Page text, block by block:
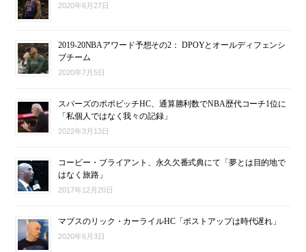
2020年6月27日
2019-20NBAアワード予想その2： DPOYとオールディフェンシ
ブチーム
2020年7月5日
スパーズのポポビッチHC、通算勝利数でNBA歴代コーチ1位に
「私個人ではなく我々の記録」
2022年3月13日
コービー・ブライアント、永久欠番式典にて「夢とは目的地で
はなく旅路」
2017年12月20日
マブスのリック・カーライルHC「ポストアップは時代遅れ」
2020年6月3日